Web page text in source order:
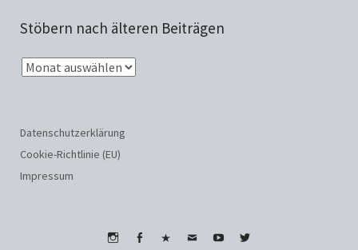
Stöbern nach älteren Beiträgen
Datenschutzerklärung
Cookie-Richtlinie (EU)
Impressum